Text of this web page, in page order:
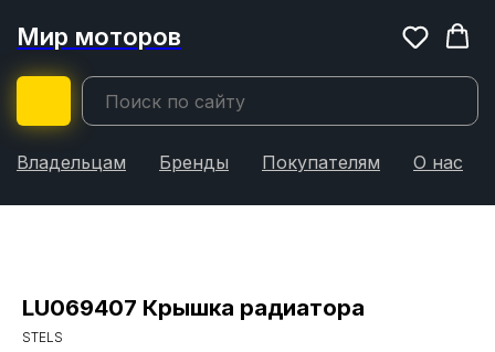
Мир моторов
Владельцам Бренды Покупателям О нас
LU069407 Крышка радиатора
STELS